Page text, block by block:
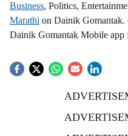
Business, Politics,
Marathi on Dainik Gomantak.
Dainik Gomantak Mobile app